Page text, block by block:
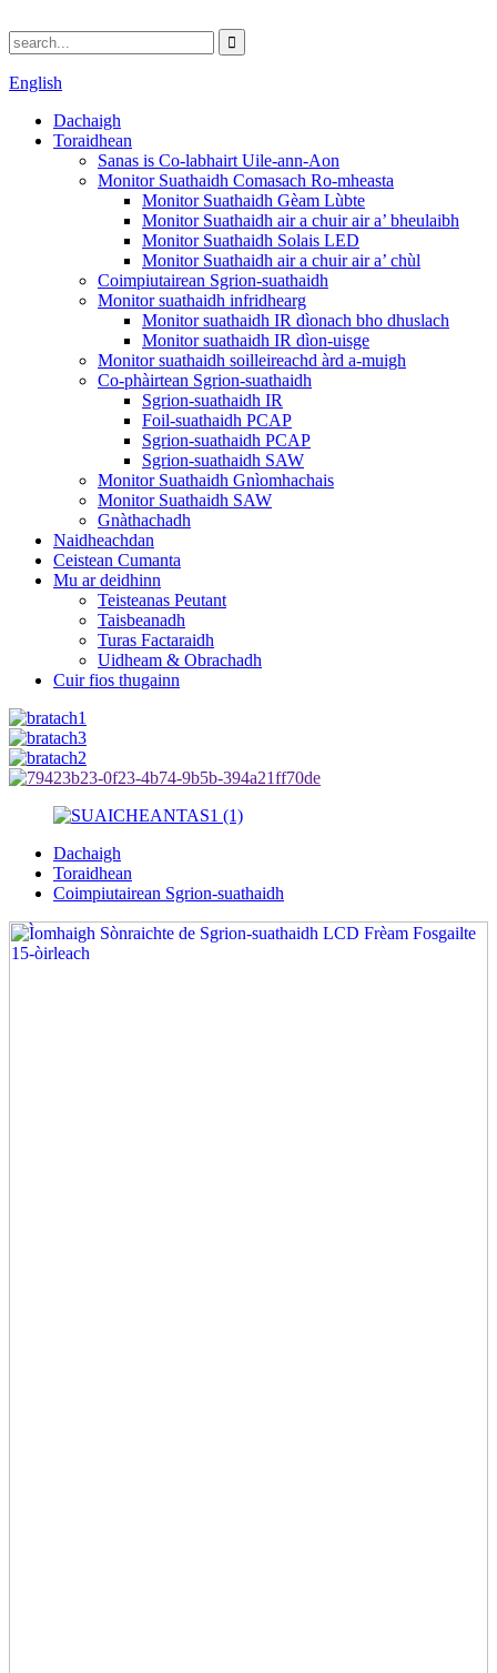
English
Dachaigh
Toraidhean
Sanas is Co-labhairt Uile-ann-Aon
Monitor Suathaidh Comasach Ro-mheasta
Monitor Suathaidh Gèam Lùbte
Monitor Suathaidh air a chuir air a’ bheulaibh
Monitor Suathaidh Solais LED
Monitor Suathaidh air a chuir air a’ chùl
Coimpiutairean Sgrion-suathaidh
Monitor suathaidh infridhearg
Monitor suathaidh IR dìonach bho dhuslach
Monitor suathaidh IR dìon-uisge
Monitor suathaidh soilleireachd àrd a-muigh
Co-phàirtean Sgrion-suathaidh
Sgrion-suathaidh IR
Foil-suathaidh PCAP
Sgrion-suathaidh PCAP
Sgrion-suathaidh SAW
Monitor Suathaidh Gnìomhachais
Monitor Suathaidh SAW
Gnàthachadh
Naidheachdan
Ceistean Cumanta
Mu ar deidhinn
Teisteanas Peutant
Taisbeanadh
Turas Factaraidh
Uidheam & Obrachadh
Cuir fios thugainn
Dachaigh
Toraidhean
Coimpiutairean Sgrion-suathaidh